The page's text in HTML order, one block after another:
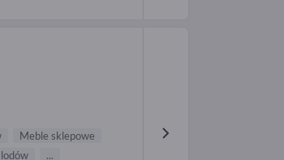
Meble sklepowe
...